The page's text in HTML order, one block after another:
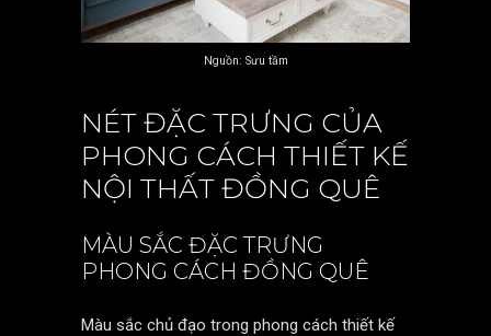
Nguồn: Sưu tầm
NÉT ĐẶC TRƯNG CỦA
PHONG CÁCH THIẾT KẾ
NỘI THẤT ĐỒNG QUÊ
MÀU SẮC ĐẶC TRƯNG
PHONG CÁCH ĐỒNG QUÊ
Màu sắc chủ đạo trong phong cách thiết kế